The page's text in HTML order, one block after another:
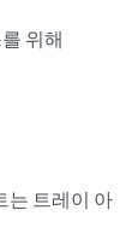
위해
는 트레이 아